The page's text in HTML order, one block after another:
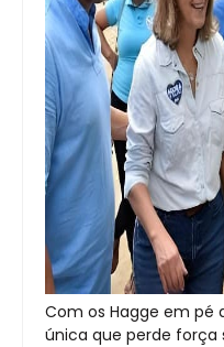
Com os Hagge em pé
única que perde força